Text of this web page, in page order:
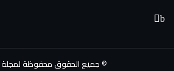
© جميع الحقوق محفوظة لمجلة